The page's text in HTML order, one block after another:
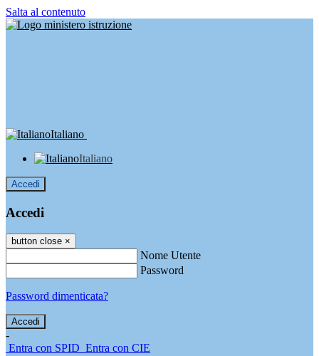
Salta al contenuto
Italiano
Italiano
Accedi
Accedi
button close ×
Nome Utente
Password
Password dimenticata?
-
Entra con SPID Entra con CIE